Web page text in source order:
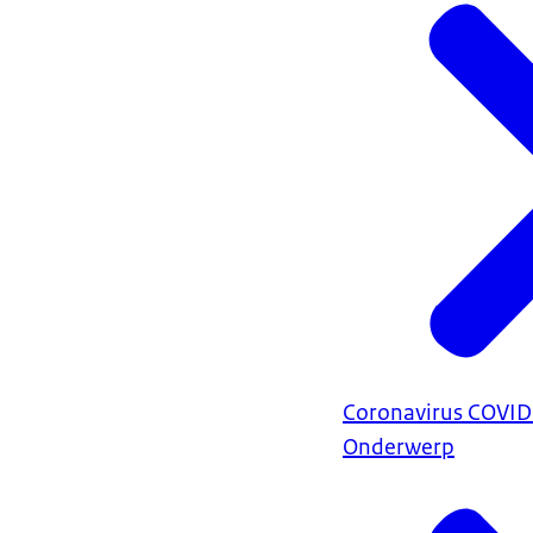
Coronavirus
Onderwerp